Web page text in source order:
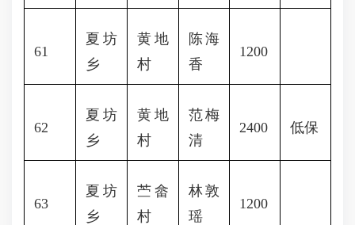
61
夏坊
乡
黄地
村
陈海
香
1200
62
夏坊
乡
黄地
村
范梅
清
2400 低保
63
夏坊
乡
苎畲
村
林敦
瑶
1200